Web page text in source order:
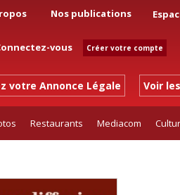
Nos publications
vous Créer votre compte
votre Annonce Légale Voir
Restaurants Mediacom